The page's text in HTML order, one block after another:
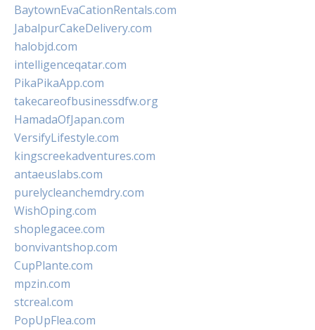
BaytownEvaCationRentals.com
JabalpurCakeDelivery.com
halobjd.com
intelligenceqatar.com
PikaPikaApp.com
takecareofbusinessdfw.org
HamadaOfJapan.com
VersifyLifestyle.com
kingscreekadventures.com
antaeuslabs.com
purelycleanchemdry.com
WishOping.com
shoplegacee.com
bonvivantshop.com
CupPlante.com
mpzin.com
stcreal.com
PopUpFlea.com